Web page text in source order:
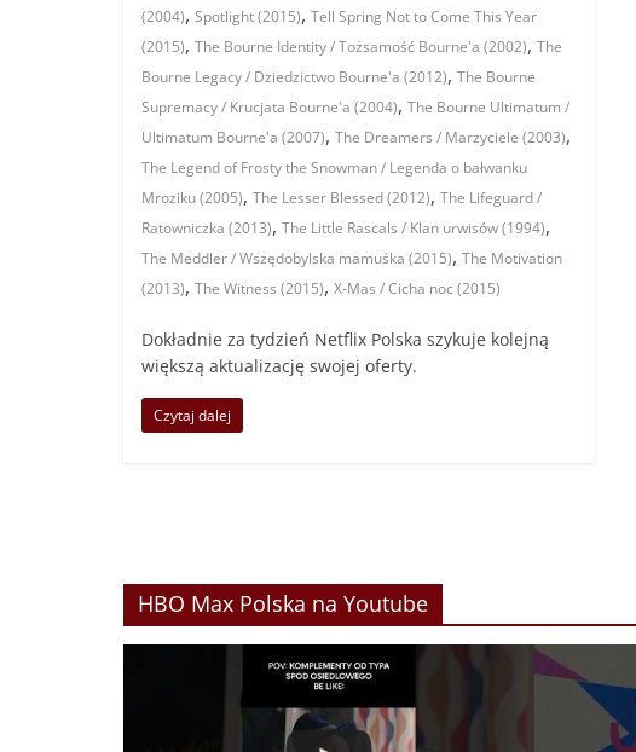
(2004), Spotlight (2015), Tell Spring Not to Come This Year
(2015), The Bourne Identity / Tożsamość Bourne'a (2002), The
Bourne Legacy / Dziedzictwo Bourne'a (2012), The Bourne
Supremacy / Krucjata Bourne'a (2004), The Bourne Ultimatum /
Ultimatum Bourne'a (2007), The Dreamers / Marzyciele (2003),
The Legend of Frosty the Snowman / Legenda o bałwanku
Mroziku (2005), The Lesser Blessed (2012), The Lifeguard /
Ratowniczka (2013), The Little Rascals / Klan urwisów (1994),
The Meddler / Wszędobylska mamuśka (2015), The Motivation
(2013), The Witness (2015), X-Mas / Cicha noc (2015)
Dokładnie za tydzień Netflix Polska szykuje kolejną
większą aktualizację swojej oferty.
Czytaj dalej
HBO Max Polska na Youtube